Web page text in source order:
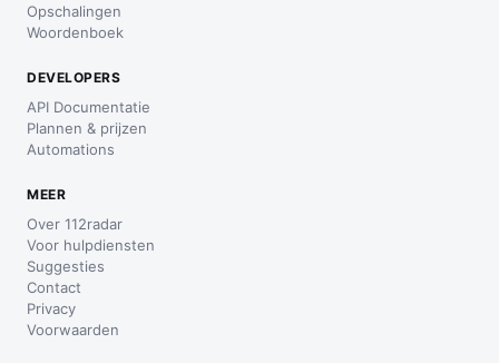
Opschalingen
Woordenboek
DEVELOPERS
API Documentatie
Plannen & prijzen
Automations
MEER
Over 112radar
Voor hulpdiensten
Suggesties
Contact
Privacy
Voorwaarden